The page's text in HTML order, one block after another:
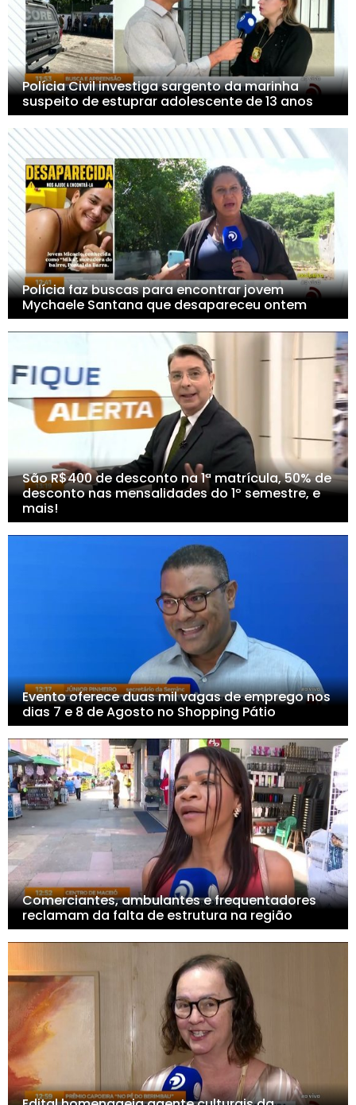
Polícia Civil investiga sargento da marinha
suspeito de estuprar adolescente de 13 anos
Polícia faz buscas para encontrar jovem
Mychaele Santana que desapareceu ontem
São R$400 de desconto na 1ª matrícula, 50% de
desconto nas mensalidades do 1º semestre, e
mais!
Evento oferece duas mil vagas de emprego nos
dias 7 e 8 de Agosto no Shopping Pátio
Comerciantes, ambulantes e frequentadores
reclamam da falta de estrutura na região